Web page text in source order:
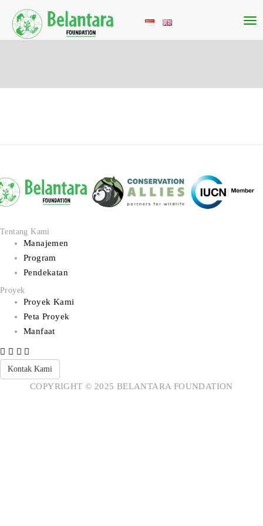
Tentang Kami
Manajemen
Program
Pendekatan
Proyek
Proyek Kami
Peta Proyek
Manfaat
Kontak Kami
COPYRIGHT © 2025 BELANTARA FOUNDATION